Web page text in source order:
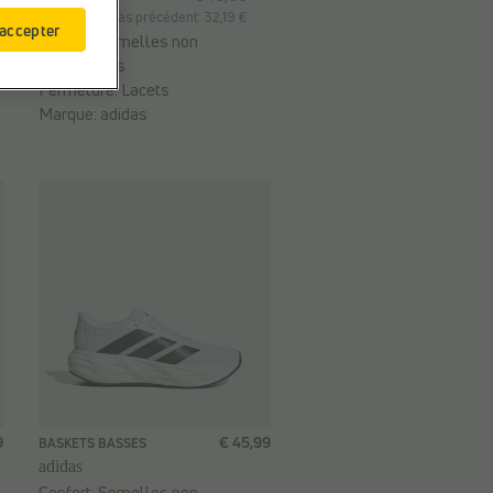
Prix le plus bas précédent: 32,19 €
Confort:
Semelles non
marquantes
Fermeture:Lacets
Marque: adidas
BASKETS BASSES
adidas
€ 45,99